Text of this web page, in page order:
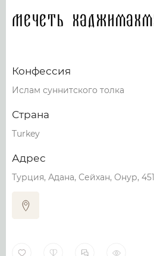
Мечеть
Конфессия
Ислам суннитского толка
Страна
Turkey
Адрес
Турция, Адана, Сейхан, Онур,